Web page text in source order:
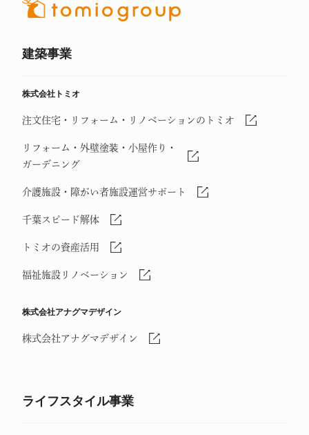
建築事業
株式会社トミオ
注文住宅・リフォーム・リノベーションのトミオ
リフォーム・外壁塗装・小屋作り・
ガーデニング
介護施設・障がい者施設運営サポート
千葉スピード解体
トミオの資産活用
福祉施設リノベーション
株式会社アナグマデザイン
株式会社アナグマデザイン
ライフスタイル事業